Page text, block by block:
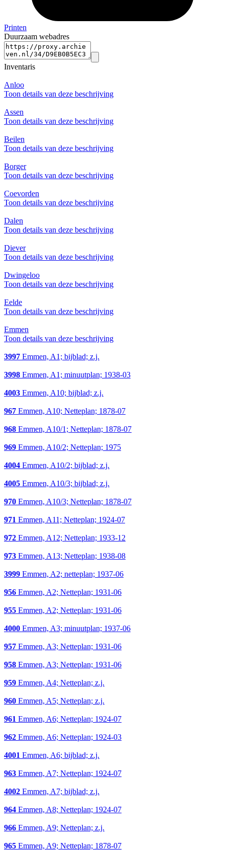
Printen
Duurzaam webadres
Inventaris
Anloo
Toon details van deze beschrijving
Assen
Toon details van deze beschrijving
Beilen
Toon details van deze beschrijving
Borger
Toon details van deze beschrijving
Coevorden
Toon details van deze beschrijving
Dalen
Toon details van deze beschrijving
Diever
Toon details van deze beschrijving
Dwingeloo
Toon details van deze beschrijving
Eelde
Toon details van deze beschrijving
Emmen
Toon details van deze beschrijving
3997 Emmen, A1; bijblad; z.j.
3998 Emmen, A1; minuutplan; 1938-03
4003 Emmen, A10; bijblad; z.j.
967 Emmen, A10; Netteplan; 1878-07
968 Emmen, A10/1; Netteplan; 1878-07
969 Emmen, A10/2; Netteplan; 1975
4004 Emmen, A10/2; bijblad; z.j.
4005 Emmen, A10/3; bijblad; z.j.
970 Emmen, A10/3; Netteplan; 1878-07
971 Emmen, A11; Netteplan; 1924-07
972 Emmen, A12; Netteplan; 1933-12
973 Emmen, A13; Netteplan; 1938-08
3999 Emmen, A2; netteplan; 1937-06
956 Emmen, A2; Netteplan; 1931-06
955 Emmen, A2; Netteplan; 1931-06
4000 Emmen, A3; minuutplan; 1937-06
957 Emmen, A3; Netteplan; 1931-06
958 Emmen, A3; Netteplan; 1931-06
959 Emmen, A4; Netteplan; z.j.
960 Emmen, A5; Netteplan; z.j.
961 Emmen, A6; Netteplan; 1924-07
962 Emmen, A6; Netteplan; 1924-03
4001 Emmen, A6; bijblad; z.j.
963 Emmen, A7; Netteplan; 1924-07
4002 Emmen, A7; bijblad; z.j.
964 Emmen, A8; Netteplan; 1924-07
966 Emmen, A9; Netteplan; z.j.
965 Emmen, A9; Netteplan; 1878-07